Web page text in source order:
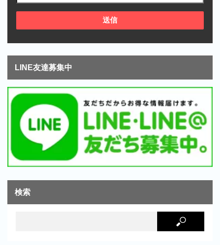
LINE友達募集中
検索